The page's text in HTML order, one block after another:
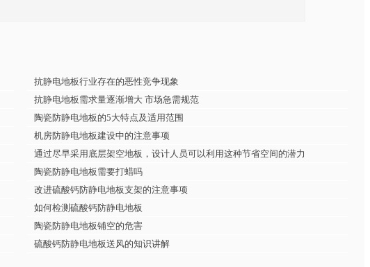
抗静电地板行业存在的恶性竞争现象
抗静电地板需求量逐渐增大 市场急需规范
陶瓷防静电地板的5大特点及适用范围
机房防静电地板建设中的注意事项
通过尽早采用底层架空地板，设计人员可以利用这种节省空间的潜力
陶瓷防静电地板需要打蜡吗
改进硫酸钙防静电地板支架的注意事项
如何检测硫酸钙防静电地板
陶瓷防静电地板铺空的危害
硫酸钙防静电地板送风的知识讲解